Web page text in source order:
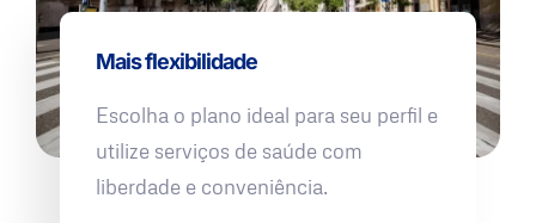
Mais flexibilidade
Escolha o plano ideal para seu perfil e
utilize serviços de saúde com
liberdade e conveniência.